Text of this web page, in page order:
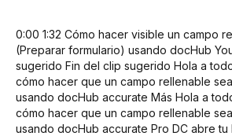
0:00 1:32 Cómo hacer visible un campo
(Preparar formulario) usando docHub
sugerido Fin del clip sugerido Hola a
cómo hacer que un campo rellenable
usando docHub accurate Más Hola a
cómo hacer que un campo rellenable
usando docHub accurate Pro DC abre tu